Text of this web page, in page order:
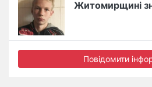
Житомирщині
Повідомити